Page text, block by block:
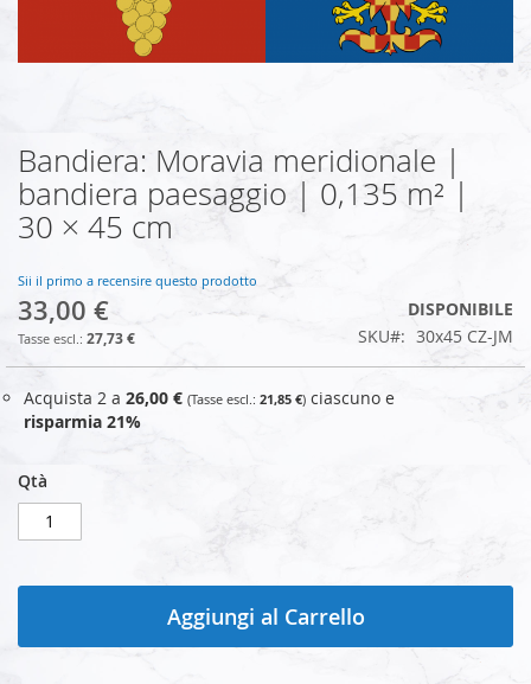
Vai
all'inizio
della
galleria
immagini
Bandiera: Moravia meridionale |
bandiera paesaggio | 0,135 m² |
30 × 45 cm
Sii il primo a recensire questo prodotto
33,00 €
27,73 €
DISPONIBILE
SKU
30x45 CZ-JM
Acquista 2 a 26,00 € 21,85 € ciascuno e
risparmia 21%
Qtà
Aggiungi al Carrello